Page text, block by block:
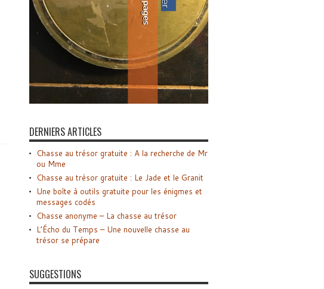
DERNIERS ARTICLES
Chasse au trésor gratuite : A la recherche de Mr
ou Mme
Chasse au trésor gratuite : Le Jade et le Granit
Une boîte à outils gratuite pour les énigmes et
messages codés
Chasse anonyme – La chasse au trésor
L’Écho du Temps – Une nouvelle chasse au
trésor se prépare
SUGGESTIONS